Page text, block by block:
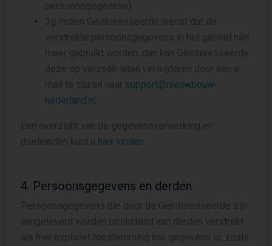
persoonsgegevens).
3g Indien Geïnteresseerde wenst dat de
verstrekte persoonsgegevens in het geheel niet
meer gebruikt worden, dan kan Geïnteresseerde
deze op verzoek laten verwijderen door een e-
mail te sturen naar support@nieuwbouw-
nederland.nl
Een overzicht van de gegevensverwerking en
doeleinden kunt u hier vinden
4. Persoonsgegevens en derden
Persoonsgegevens die door de Geïnteresseerde zijn
aangeleverd worden uitsluitend aan derden verstrekt
als hier expliciet toestemming toe gegevens is, zoals